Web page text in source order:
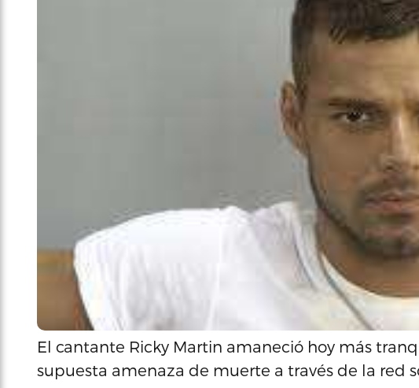
El cantante Ricky Martin amaneció hoy más
supuesta amenaza de muerte a través de la red